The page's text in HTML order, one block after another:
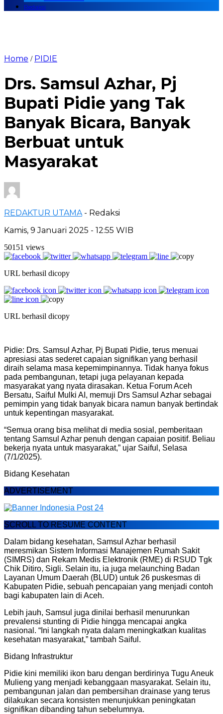
Redaksi
Home / PIDIE
Drs. Samsul Azhar, Pj
Bupati Pidie yang Tak
Banyak Bicara, Banyak
Berbuat untuk
Masyarakat
REDAKTUR UTAMA - Redaksi
Kamis, 9 Januari 2025 - 12:55 WIB
50151 views
URL berhasil dicopy
URL berhasil dicopy
Pidie: Drs. Samsul Azhar, Pj Bupati Pidie, terus menuai
apresiasi atas sederet capaian signifikan yang berhasil
diraih selama masa kepemimpinannya. Tidak hanya fokus
pada pembangunan, tetapi juga pelayanan kepada
masyarakat yang nyata dirasakan. Ketua Forum Aceh
Bersatu, Saiful Mulki AI, memuji Drs Samsul Azhar sebagai
pemimpin yang tidak banyak bicara namun banyak bertindak
untuk kepentingan masyarakat.
“Semua orang bisa melihat di media sosial, pemberitaan
tentang Samsul Azhar penuh dengan capaian positif. Beliau
bekerja nyata untuk masyarakat,” ujar Saiful, Selasa
(7/1/2025).
Bidang Kesehatan
ADVERTISEMENT
SCROLL TO RESUME CONTENT
Dalam bidang kesehatan, Samsul Azhar berhasil
meresmikan Sistem Informasi Manajemen Rumah Sakit
(SIMRS) dan Rekam Medis Elektronik (RME) di RSUD Tgk
Chik Ditiro, Sigli. Selain itu, ia juga melaunching Badan
Layanan Umum Daerah (BLUD) untuk 26 puskesmas di
Kabupaten Pidie, sebuah pencapaian yang menjadi contoh
bagi kabupaten lain di Aceh.
Lebih jauh, Samsul juga dinilai berhasil menurunkan
prevalensi stunting di Pidie hingga mencapai angka
nasional. “Ini langkah nyata dalam meningkatkan kualitas
kesehatan masyarakat,” tambah Saiful.
Bidang Infrastruktur
Pidie kini memiliki ikon baru dengan berdirinya Tugu Aneuk
Mulieng yang menjadi kebanggaan masyarakat. Selain itu,
pembangunan jalan dan pembersihan drainase yang terus
dilakukan secara konsisten menunjukkan peningkatan
signifikan dibanding tahun sebelumnya.